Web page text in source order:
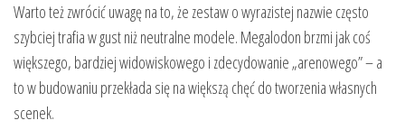
Warto też zwrócić uwagę na to, że zestaw o wyrazistej nazwie często
szybciej trafia w gust niż neutralne modele. Megalodon brzmi jak coś
większego, bardziej widowiskowego i zdecydowanie „arenowego” – a
to w budowaniu przekłada się na większą chęć do tworzenia własnych
scenek.